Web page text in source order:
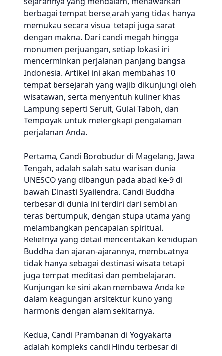
berbagai tempat bersejarah yang tidak hanya
memukau secara visual tetapi juga sarat
dengan makna. Dari candi megah hingga
monumen perjuangan, setiap lokasi ini
mencerminkan perjalanan panjang bangsa
Indonesia. Artikel ini akan membahas 10
tempat bersejarah yang wajib dikunjungi oleh
wisatawan, serta menyentuh kuliner khas
Lampung seperti Seruit, Gulai Taboh, dan
Tempoyak untuk melengkapi pengalaman
perjalanan Anda.
Pertama, Candi Borobudur di Magelang, Jawa
Tengah, adalah salah satu warisan dunia
UNESCO yang dibangun pada abad ke-9 di
bawah Dinasti Syailendra. Candi Buddha
terbesar di dunia ini terdiri dari sembilan
teras bertumpuk, dengan stupa utama yang
melambangkan pencapaian spiritual.
Reliefnya yang detail menceritakan kehidupan
Buddha dan ajaran-ajarannya, membuatnya
tidak hanya sebagai destinasi wisata tetapi
juga tempat meditasi dan pembelajaran.
Kunjungan ke sini akan membawa Anda ke
dalam keagungan arsitektur kuno yang
harmonis dengan alam sekitarnya.
Kedua, Candi Prambanan di Yogyakarta
adalah kompleks candi Hindu terbesar di